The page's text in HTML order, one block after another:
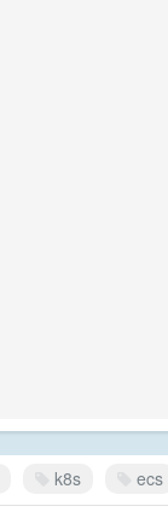
k8s ecs